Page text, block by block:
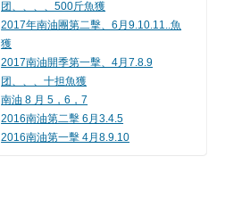
团、、、、500斤魚獲
2017年南油團第二擊、6月9.10.11..魚
獲
2017南油開季第一擊、4月7.8.9
团、、、十担魚獲
南油 8 月 5，6，7
2016南油第二擊 6月3.4.5
2016南油第一擊 4月8.9.10